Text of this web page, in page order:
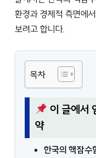
환경과 경제적 측면에
보려고 합니다.
목차
이 글에서
약
한국의 핵잠수